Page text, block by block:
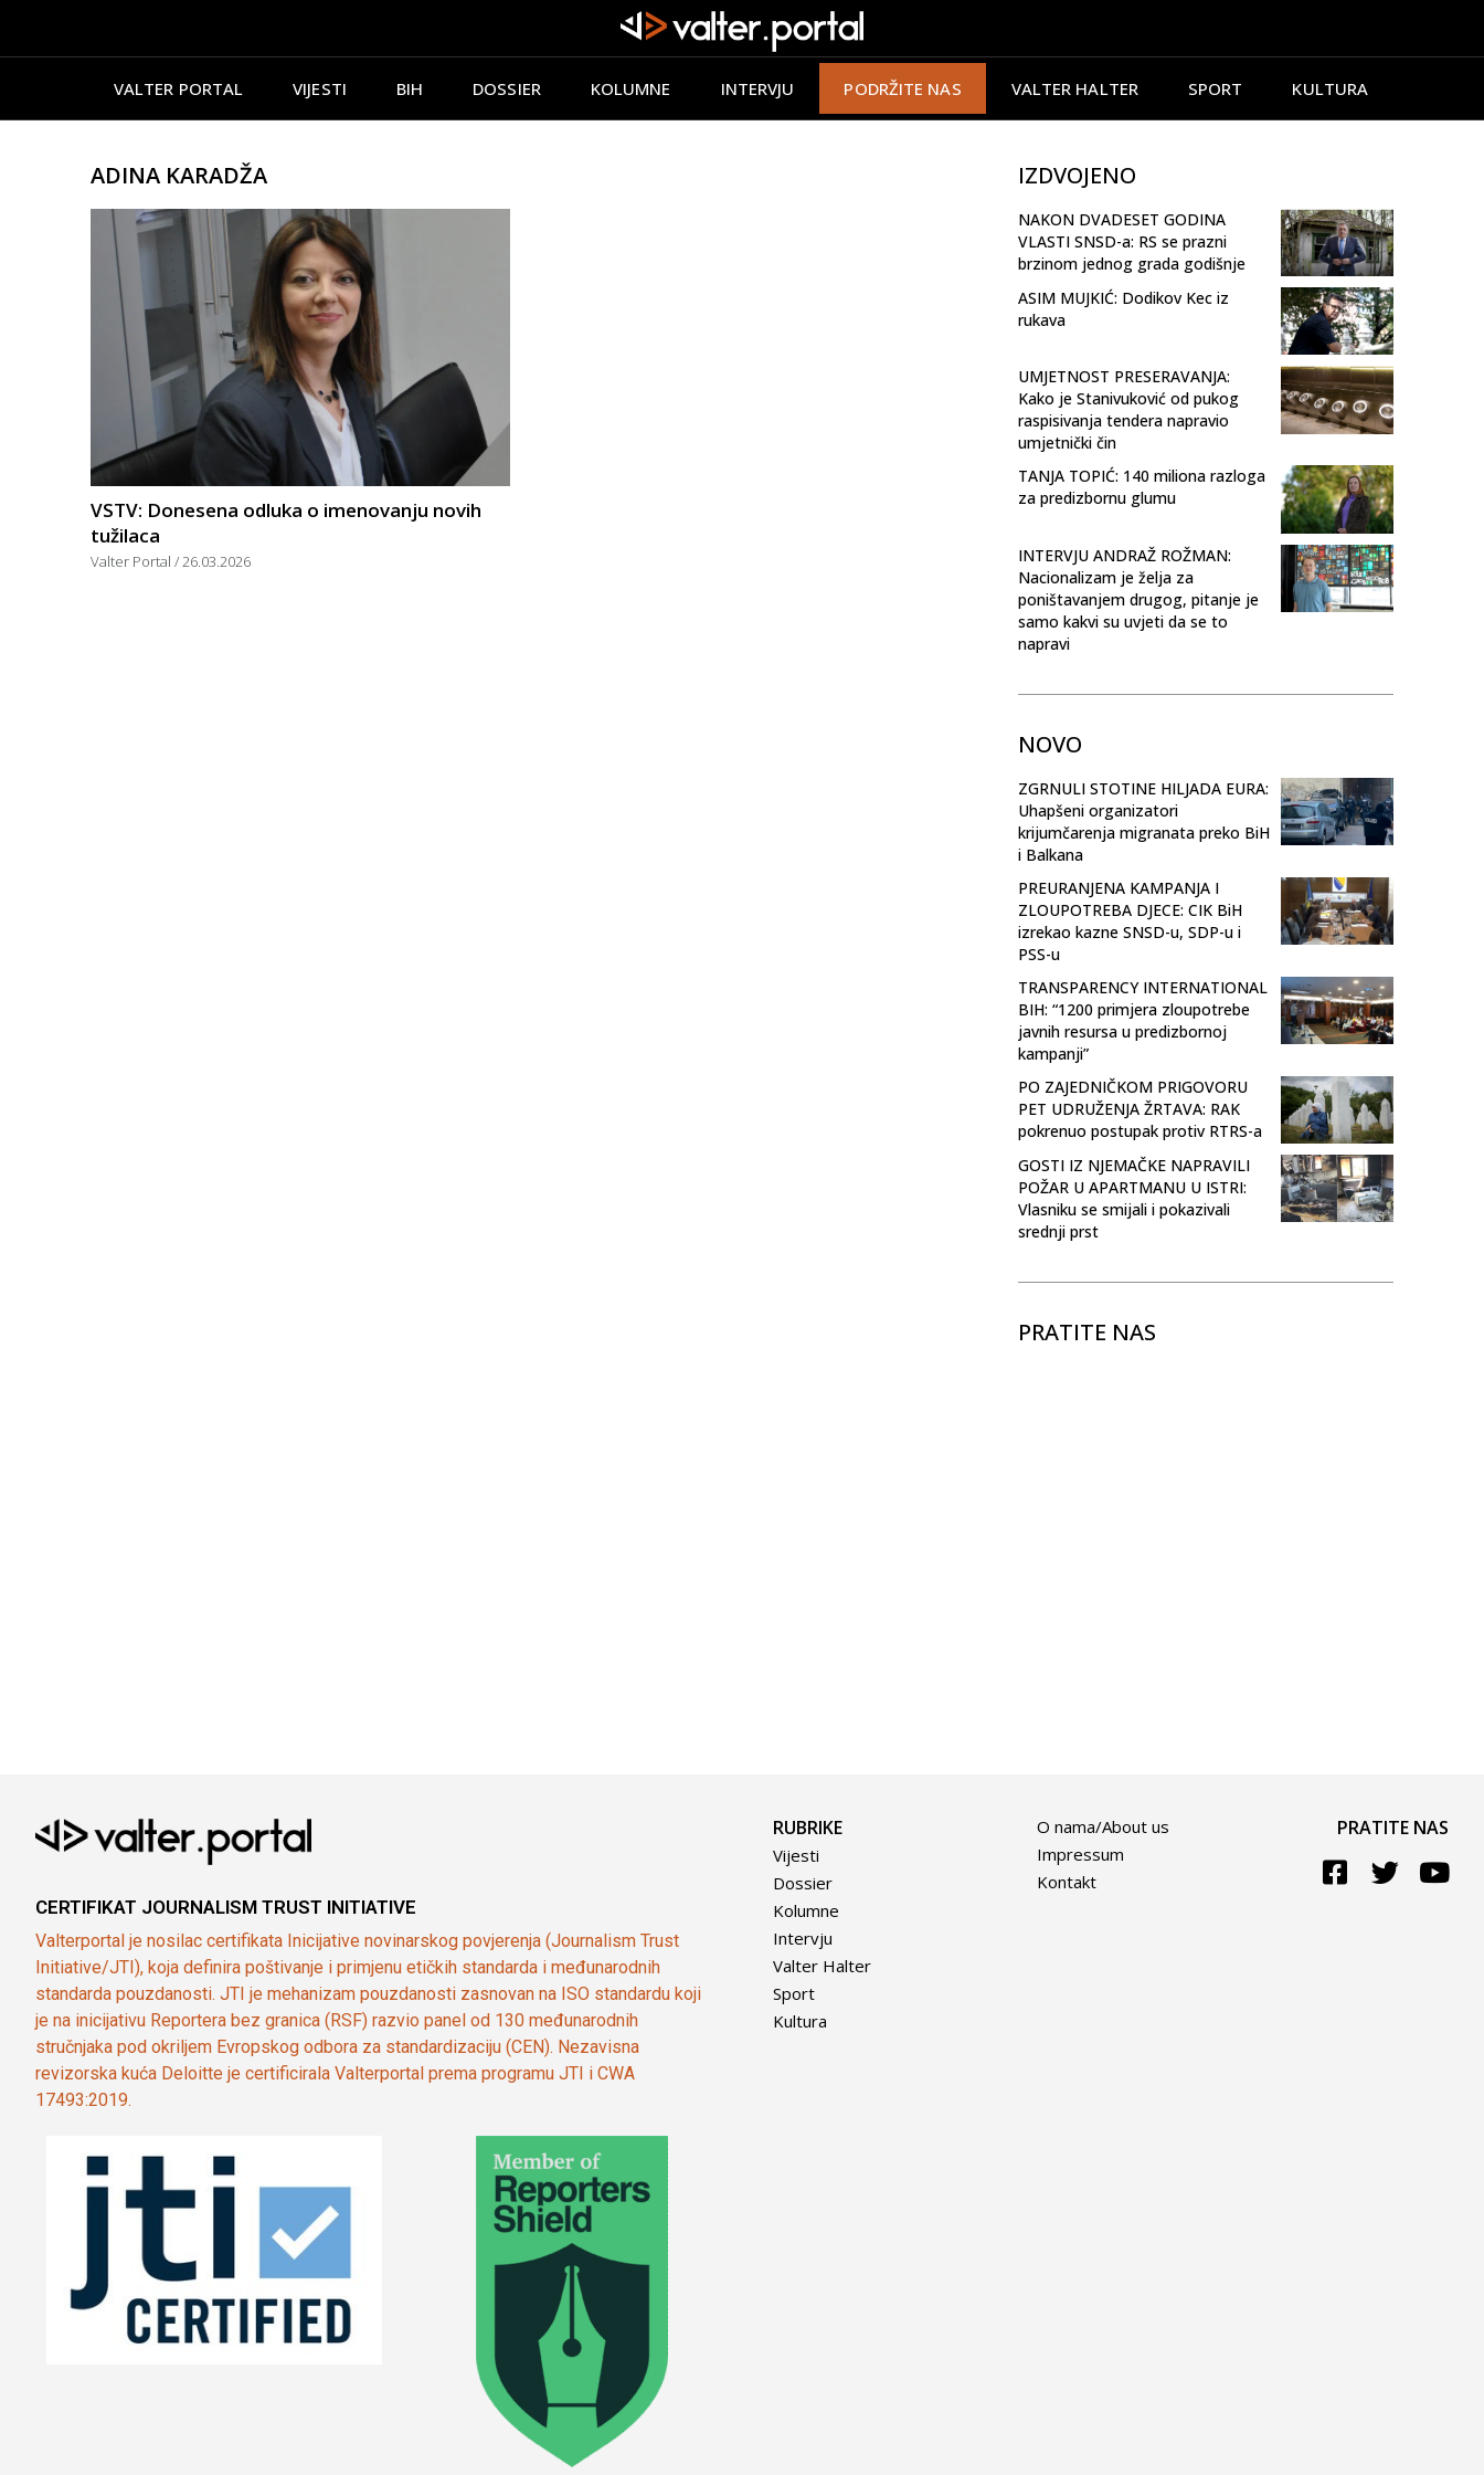
VALTER PORTAL VIJESTI BIH DOSSIER KOLUMNE INTERVJU PODRŽITE NAS VALTER HALTER SPORT KULTURA
ADINA KARADŽA
VSTV: Donesena odluka o imenovanju novih
tužilaca
Valter Portal 26.03.2026
IZDVOJENO
NAKON DVADESET GODINA
VLASTI SNSD-a: RS se prazni
brzinom jednog grada godišnje
ASIM MUJKIĆ: Dodikov Kec iz
rukava
UMJETNOST PRESERAVANJA:
Kako je Stanivuković od pukog
raspisivanja tendera napravio
umjetnički čin
TANJA TOPIĆ: 140 miliona razloga
za predizbornu glumu
INTERVJU ANDRAŽ ROŽMAN:
Nacionalizam je želja za
poništavanjem drugog, pitanje je
samo kakvi su uvjeti da se to
napravi
NOVO
ZGRNULI STOTINE HILJADA EURA:
Uhapšeni organizatori
krijumčarenja migranata preko BiH
i Balkana
PREURANJENA KAMPANJA I
ZLOUPOTREBA DJECE: CIK BiH
izrekao kazne SNSD-u, SDP-u i
PSS-u
TRANSPARENCY INTERNATIONAL
BIH: “1200 primjera zloupotrebe
javnih resursa u predizbornoj
kampanji”
PO ZAJEDNIČKOM PRIGOVORU
PET UDRUŽENJA ŽRTAVA: RAK
pokrenuo postupak protiv RTRS-a
GOSTI IZ NJEMAČKE NAPRAVILI
POŽAR U APARTMANU U ISTRI:
Vlasniku se smijali i pokazivali
srednji prst
PRATITE NAS
CERTIFIKAT JOURNALISM TRUST INITIATIVE
Valterportal je nosilac certifikata Inicijative novinarskog povjerenja (Journalism Trust
Initiative/JTI), koja definira poštivanje i primjenu etičkih standarda i međunarodnih
standarda pouzdanosti. JTI je mehanizam pouzdanosti zasnovan na ISO standardu koji
je na inicijativu Reportera bez granica (RSF) razvio panel od 130 međunarodnih
stručnjaka pod okriljem Evropskog odbora za standardizaciju (CEN). Nezavisna
revizorska kuća Deloitte je certificirala Valterportal prema programu JTI i CWA
17493:2019.
RUBRIKE
Vijesti
Dossier
Kolumne
Intervju
Valter Halter
Sport
Kultura
O nama/About us
Impressum
Kontakt
PRATITE NAS